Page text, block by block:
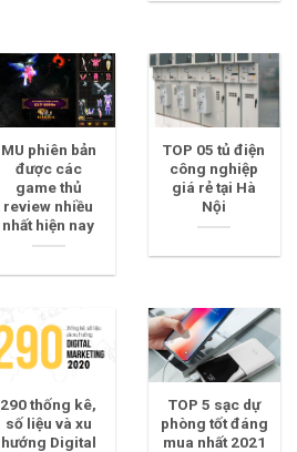
MU phiên bản
được các
game thủ
review nhiều
nhất hiện nay
TOP 05 tủ điện
công nghiệp
giá rẻ tại Hà
Nội
290 thống kê,
số liệu và xu
hướng Digital
TOP 5 sạc dự
phòng tốt đáng
mua nhất 2021